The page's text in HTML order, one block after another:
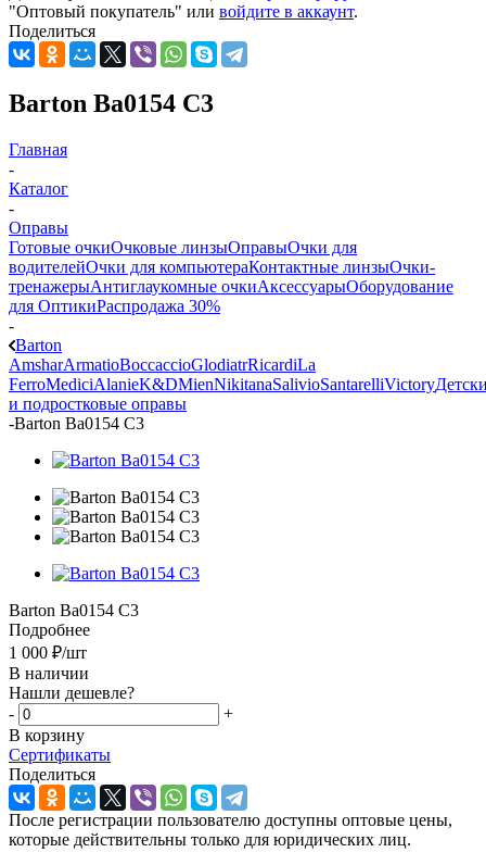
"Оптовый покупатель" или войдите в аккаунт.
Поделиться
Barton Ba0154 C3
Главная
-
Каталог
-
Оправы
Готовые очкиОчковые линзыОправыОчки для
водителейОчки для компьютераКонтактные линзыОчки-
тренажерыАнтиглаукомные очкиАксессуарыОборудование
для ОптикиРаспродажа 30%
-
Barton
AmsharArmatioBoccaccioGlodiatrRicardiLa
FerroMediciAlanieK&DMienNikitanaSalivioSantarelliVictory
и подростковые оправы
-Barton Ba0154 C3
Barton Ba0154 C3
Подробнее
1 000 ₽/шт
В наличии
Нашли дешевле?
-
+
В корзину
Сертификаты
Поделиться
После регистрации пользователю доступны оптовые цены,
которые действительны только для юридических лиц.